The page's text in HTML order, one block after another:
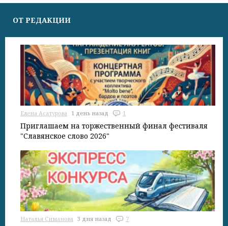
ОТ РЕДАКЦИИ
Елена Асатурова 1 день назад 1
Приглашаем на торжественный финал фестиваля
"Славянское слово 2026"
Наталья Симанова 3 дня назад 7